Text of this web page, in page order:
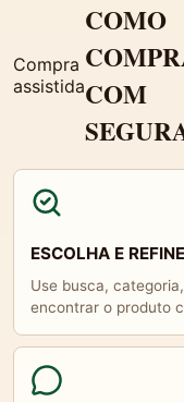
Compra
assistida
COMO
COM
ESCOLHA E REFINE
Use busca,
encontrar o produto